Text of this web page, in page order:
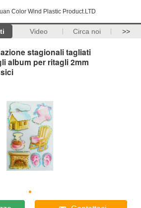
Color Wind Plastic Product.LTD
Video Circa noi >>
stagionali tagliati
album per ritagli 2mm